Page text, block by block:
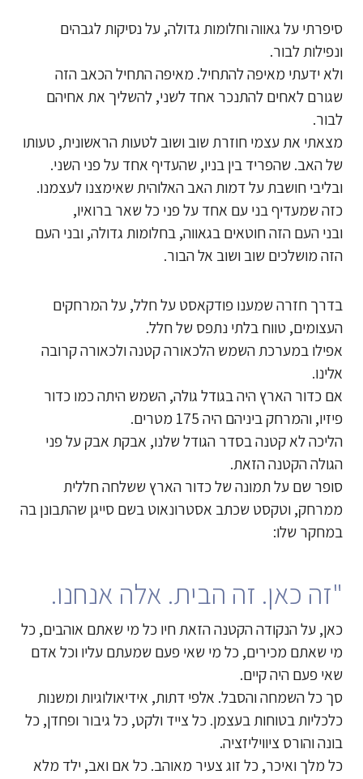
סיפרתי על גאווה וחלומות גדולה, על נסיקות לגבהים
ונפילות לבור.
ולא ידעתי מאיפה להתחיל. מאיפה התחיל הכאב הזה
שגורם לאחים להתנכר אחד לשני, להשליך את אחיהם
לבור.
מצאתי את עצמי חוזרת שוב ושוב לטעות הראשונית, טעותו
של האב. שהפריד בין בניו, שהעדיף אחד על פני השני.
ובליבי חושבת על דמות האב האלוהית שאימצנו לעצמנו.
כזה שמעדיף בני עם אחד על פני כל שאר ברואיו,
ובני העם הזה חוטאים בגאווה, בחלומות גדולה, ובני העם
הזה מושלכים שוב ושוב אל הבור.
בדרך חזרה שמענו פודקאסט על חלל, על המרחקים
העצומים, טווח בלתי נתפס של חלל.
אפילו במערכת השמש הלכאורה קטנה ולכאורה קרובה
אלינו.
אם כדור הארץ היה בגודל גולה, השמש היתה כמו כדור
פיזיו, והמרחק ביניהם היה 175 מטרים.
הליכה לא קטנה בסדר הגודל שלנו, אבקת אבק על פני
הגולה הקטנה הזאת.
סופר שם על תמונה של כדור הארץ ששלחה חללית
ממרחק, וטקסט שכתב אסטרונאוט בשם סייגן שהתבונן בה
במחקר שלו:
"זה כאן. זה הבית. אלה אנחנו.
כאן, על הנקודה הקטנה הזאת חיו כל מי שאתם אוהבים, כל
מי שאתם מכירים, כל מי שאי פעם שמעתם עליו וכל אדם
שאי פעם היה קיים.
סך כל השמחה והסבל. אלפי דתות, אידיאולוגיות ומשנות
כלכליות בטוחות בעצמן. כל צייד ולקט, כל גיבור ופחדן, כל
בונה והורס ציוויליזציה.
כל מלך ואיכר, כל זוג צעיר מאוהב. כל אם ואב, ילד מלא